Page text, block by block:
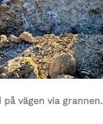
på vägen via grannen.